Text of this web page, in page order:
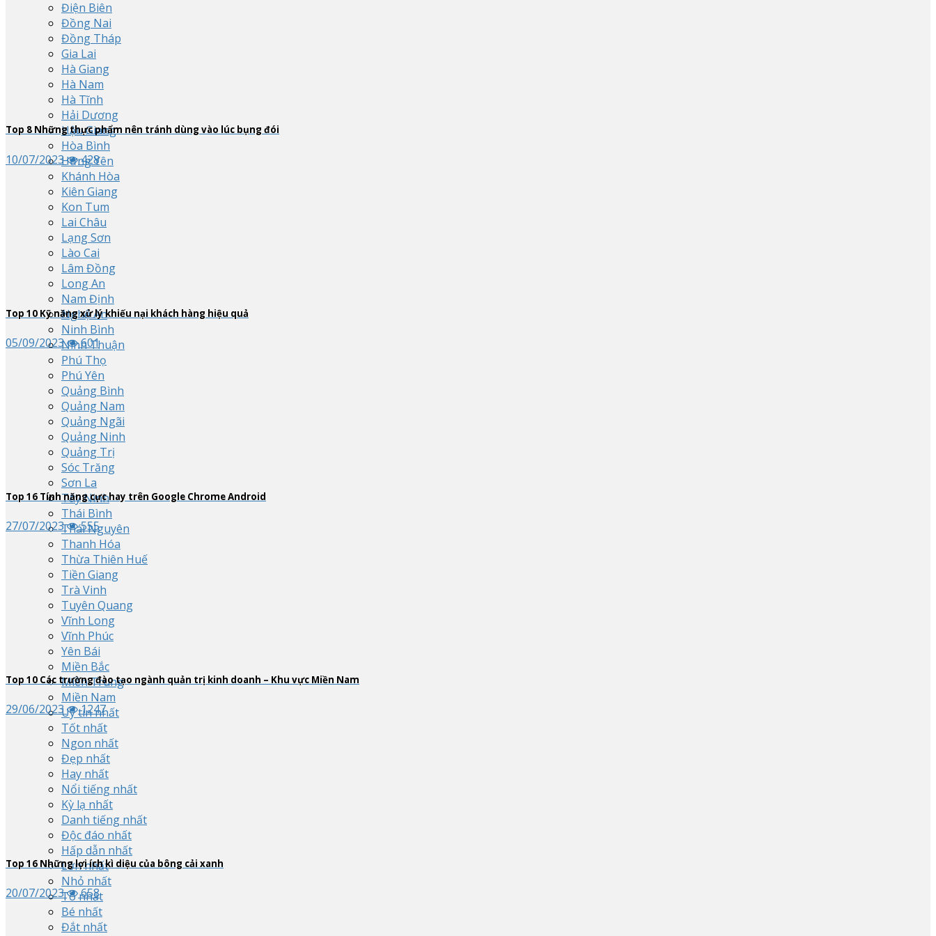
Điện Biên
Đồng Nai
Đồng Tháp
Gia Lai
Hà Giang
Hà Nam
Hà Tĩnh
Hải Dương
Hậu Giang
Hòa Bình
Hưng Yên
Khánh Hòa
Kiên Giang
Kon Tum
Lai Châu
Lạng Sơn
Lào Cai
Lâm Đồng
Long An
Nam Định
Nghệ An
Ninh Bình
Ninh Thuận
Phú Thọ
Phú Yên
Quảng Bình
Quảng Nam
Quảng Ngãi
Quảng Ninh
Quảng Trị
Sóc Trăng
Sơn La
Tây Ninh
Thái Bình
Thái Nguyên
Thanh Hóa
Thừa Thiên Huế
Tiền Giang
Trà Vinh
Tuyên Quang
Vĩnh Long
Vĩnh Phúc
Yên Bái
Miền Bắc
Miền Trung
Miền Nam
Uy tín nhất
Tốt nhất
Ngon nhất
Đẹp nhất
Hay nhất
Nổi tiếng nhất
Kỳ lạ nhất
Danh tiếng nhất
Độc đáo nhất
Hấp dẫn nhất
Lớn nhất
Nhỏ nhất
To nhất
Bé nhất
Đắt nhất
Top 8 Những thực phẩm nên tránh dùng vào lúc bụng đói
10/07/2023 428
Top 10 Kỹ năng xử lý khiếu nại khách hàng hiệu quả
05/09/2023 601
Top 16 Tính năng cực hay trên Google Chrome Android
27/07/2023 555
Top 10 Các trường đào tạo ngành quản trị kinh doanh – Khu vực Miền Nam
29/06/2023 1247
Top 16 Những lợi ích kì diệu của bông cải xanh
20/07/2023 658